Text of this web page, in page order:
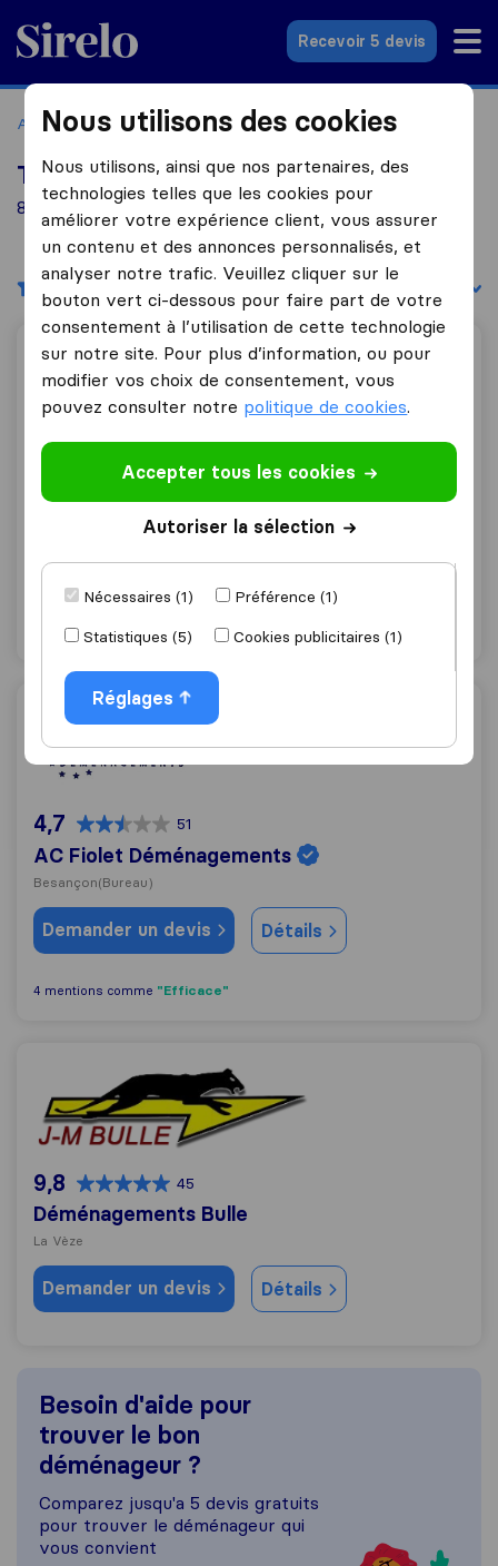
Sirelo.fr
Recevoir 5 devis
Accueil Déménageurs France Déménageurs La Vèze
Top 10 déménageurs à La Vèze
8 déménageurs trouvés à La Vèze
Filtres Trier par :
Aux déménagements Voinet
128
Aux déménagements Voinet
Demander un devis
1 mentions comme"Déménagement rapide"
AC Fiolet Déménagements
4,7 51
AC Fiolet Déménagements
Besançon(Bureau)
Demander un devis Détails
4 mentions comme "Efficace"
Déménagements Bulle
9,8 45
Déménagements Bulle
La Vèze
Demander un devis Détails
Besoin d'aide pour
trouver le bon
déménageur ?
Comparez jusqu'a 5 devis gratuits
pour trouver le déménageur qui
vous convient
Nous utilisons des cookies
Nous utilisons, ainsi que nos partenaires, des
technologies telles que les cookies pour
améliorer votre expérience client, vous assurer
un contenu et des annonces personnalisés, et
analyser notre trafic. Veuillez cliquer sur le
bouton vert ci-dessous pour faire part de votre
consentement à l’utilisation de cette technologie
sur notre site. Pour plus d’information, ou pour
modifier vos choix de consentement, vous
pouvez consulter notre politique de cookies.
Accepter tous les cookies
Autoriser la sélection
Nécessaires (1)
Préférence (1)
Statistiques (5)
Cookies publicitaires (1)
Réglages